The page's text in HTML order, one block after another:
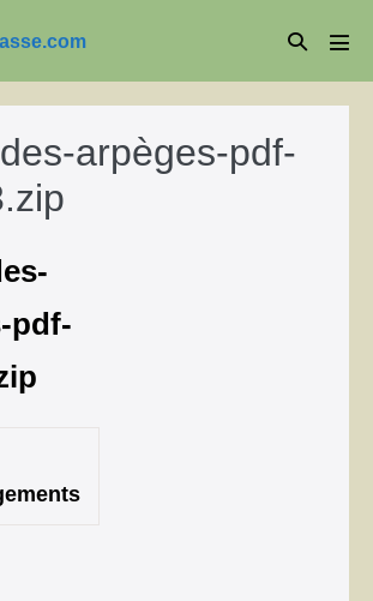
Basculer
recherche
le
arpèges-pdf-
pdf-